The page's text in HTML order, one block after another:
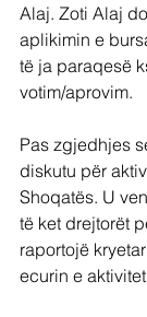
Alaj. Zoti Alaj
aplikimin e
të ja paraqesë
votim/aprovim.
Pas zgjedhjes
diskutu për
Shoqatës. U
të ket drejtorët
raportojë
ecurin e